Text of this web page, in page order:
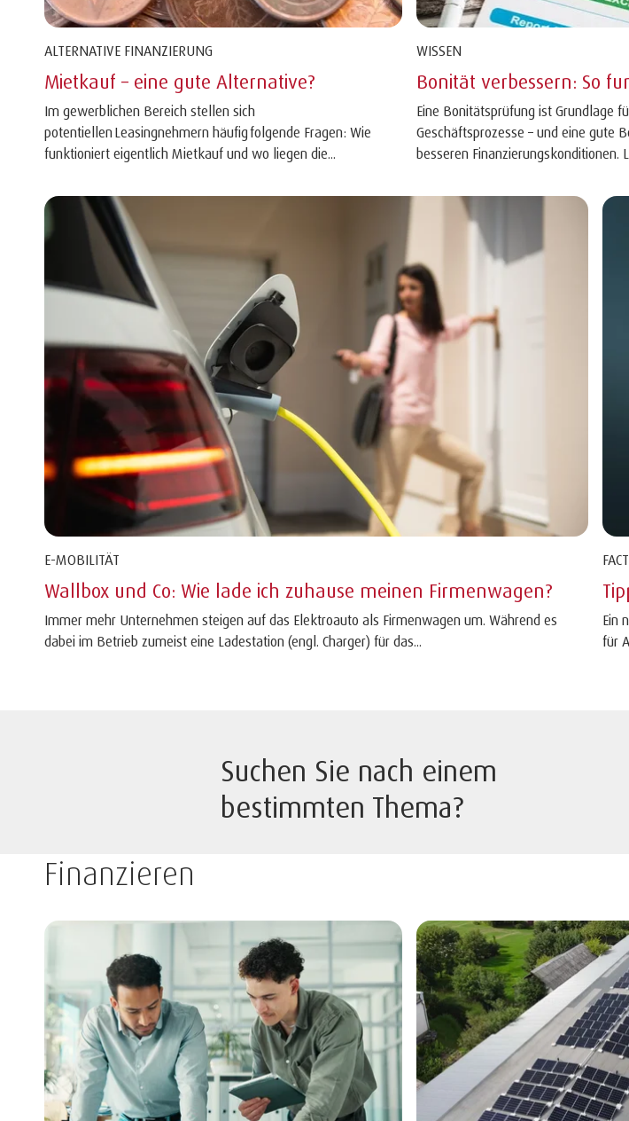
ALTERNATIVE FINANZIERUNG
Mietkauf – eine gute Alternative?
Im gewerblichen Bereich stellen sich
potentiellen Leasingnehmern häufig folgende Fragen: Wie
funktioniert eigentlich Mietkauf und wo liegen die...
WISSEN
Bonität verbessern: So
Eine Bonitätsprüfung ist Grundlage
Geschäftsprozesse – und eine gute
besseren Finanzierungskonditionen.
E-MOBILITÄT
Wallbox und Co: Wie lade ich zuhause meinen Firmenwagen?
Immer mehr Unternehmen steigen auf das Elektroauto als Firmenwagen um. Während es
dabei im Betrieb zumeist eine Ladestation (engl. Charger) für das...
Ein
für
Suchen Sie nach einem
bestimmten Thema?
Finanzieren